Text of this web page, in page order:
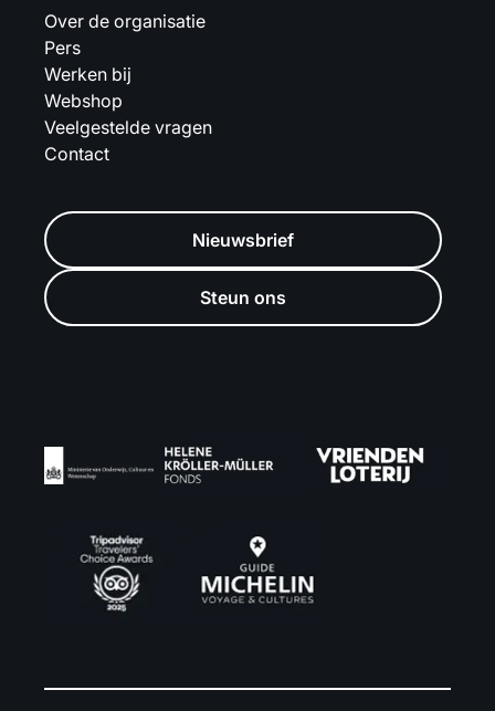
Over de organisatie
Pers
Werken bij
Webshop
Veelgestelde vragen
Contact
Nieuwsbrief
Steun ons